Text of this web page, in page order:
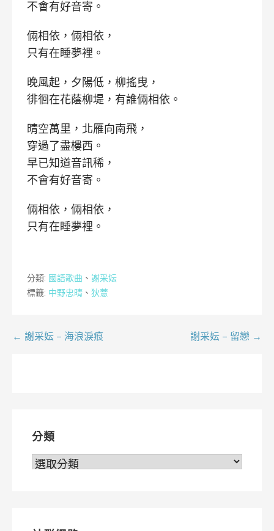
不會有好音寄。
倆相依，倆相依，
只有在睡夢裡。
晚風起，夕陽低，柳搖曳，
徘徊在花蔭柳堤，有誰倆相依。
晴空萬里，北雁向南飛，
穿過了盡樓西。
早已知道音訊稀，
不會有好音寄。
倆相依，倆相依，
只有在睡夢裡。
分類: 國語歌曲 、 謝采妘
標籤: 中野忠晴 、 狄薏
文← 謝采妘 – 海浪淚痕 謝采妘 – 留戀 →
分類
分